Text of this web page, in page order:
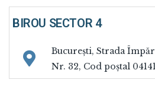
BIROU SECTOR 4
București, Strada
Nr. 32, Cod poștal